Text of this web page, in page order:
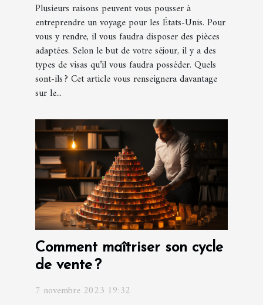
Plusieurs raisons peuvent vous pousser à
entreprendre un voyage pour les États-Unis. Pour
vous y rendre, il vous faudra disposer des pièces
adaptées. Selon le but de votre séjour, il y a des
types de visas qu’il vous faudra posséder. Quels
sont-ils ? Cet article vous renseignera davantage
sur le...
Comment maîtriser son cycle
de vente ?
7 novembre 2023 19:32